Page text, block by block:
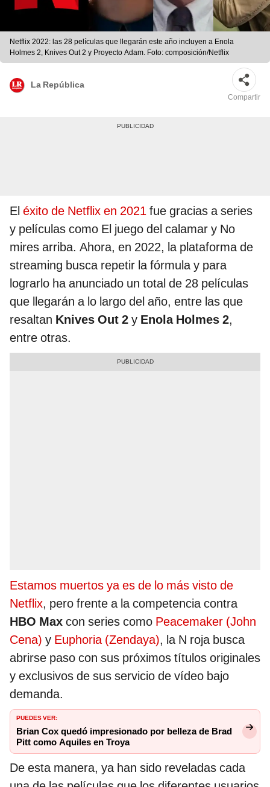
Netflix 2022: las 28 películas que llegarán este año incluyen a Enola
Holmes 2, Knives Out 2 y Proyecto Adam. Foto: composición/Netflix
La República
Compartir
El éxito de Netflix en 2021 fue gracias a series
y películas como El juego del calamar y No
mires arriba. Ahora, en 2022, la plataforma de
streaming busca repetir la fórmula y para
lograrlo ha anunciado un total de 28 películas
que llegarán a lo largo del año, entre las que
resaltan Knives Out 2 y Enola Holmes 2,
entre otras.
Estamos muertos ya es de lo más visto de
Netflix, pero frente a la competencia contra
HBO Max con series como Peacemaker (John
Cena) y Euphoria (Zendaya), la N roja busca
abrirse paso con sus próximos títulos originales
y exclusivos de sus servicio de vídeo bajo
demanda.
PUEDES VER:
Brian Cox quedó impresionado por belleza de Brad
Pitt como Aquiles en Troya
De esta manera, ya han sido reveladas cada